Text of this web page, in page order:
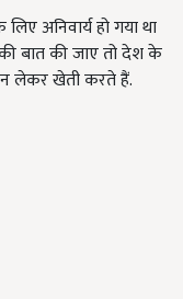
अनिवार्य हो गया था
बात की जाए तो देश के
लेकर खेती करते हैं.